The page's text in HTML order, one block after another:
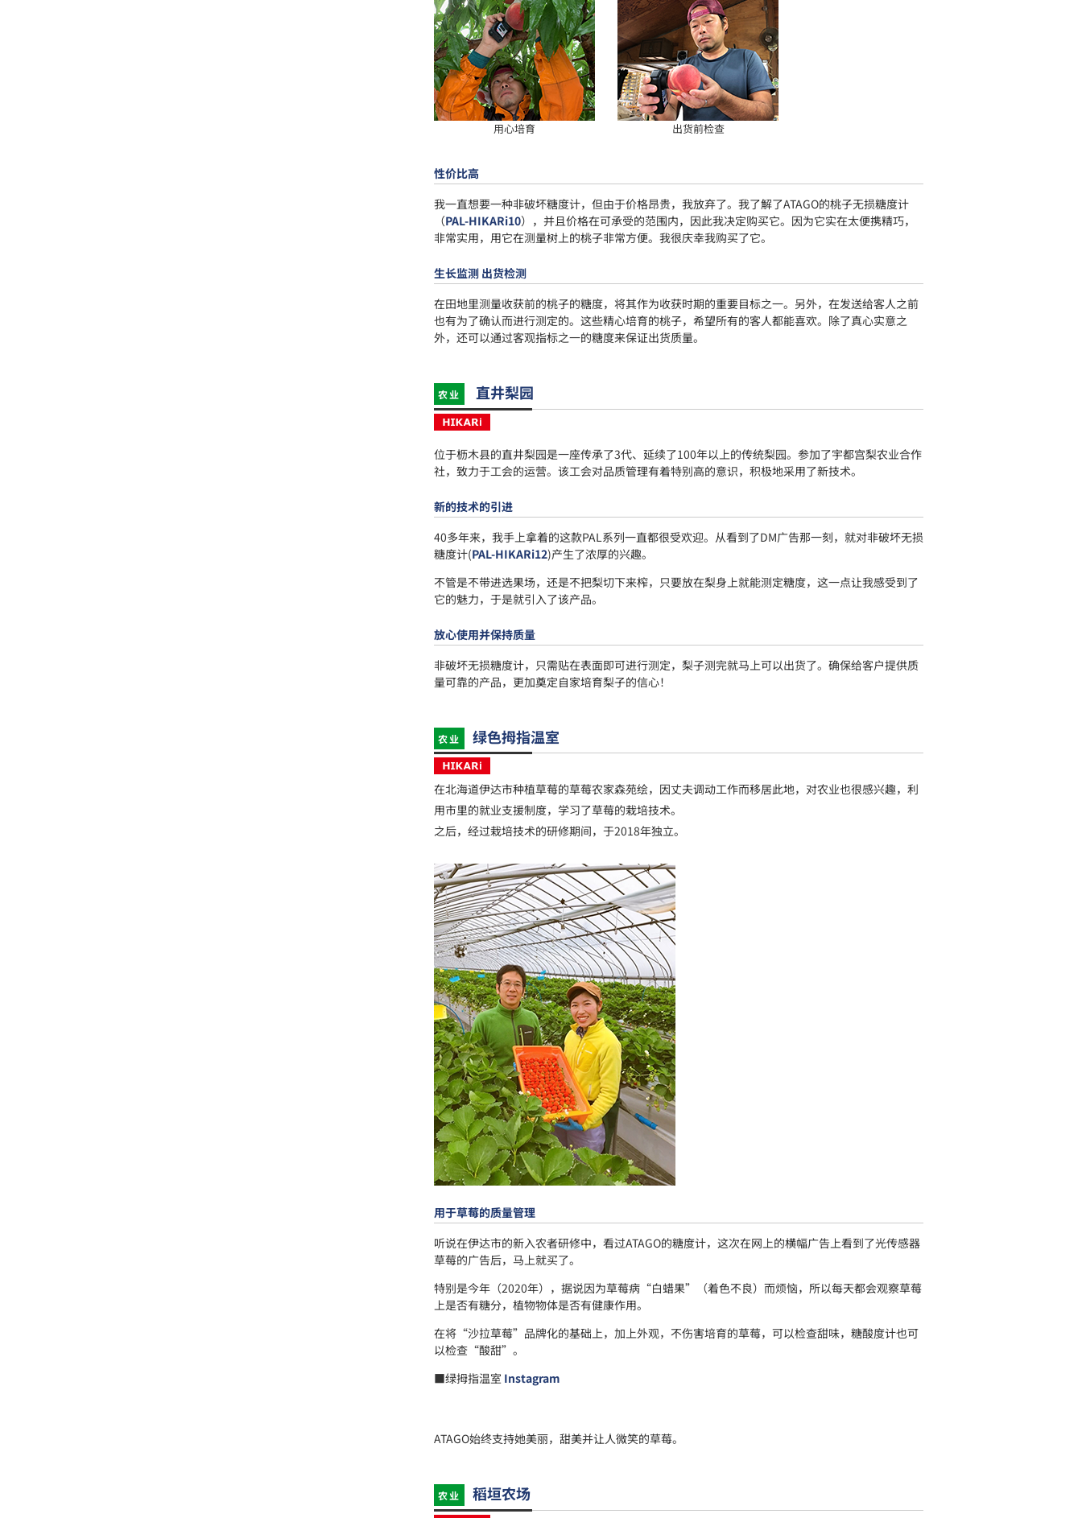
用心培育 出货前检查
性价比高
我一直想要一种非破坏糖度计，但由于价格昂贵，我放弃了。我了解了ATAGO的桃子无损糖度计
（PAL-HIKARi10），并且价格在可承受的范围内，因此我决定购买它。因为它实在太便携精巧，
非常实用，用它在测量树上的桃子非常方便。我很庆幸我购买了它。
生长监测 出货检测
在田地里测量收获前的桃子的糖度，将其作为收获时期的重要目标之一。另外，在发送给客人之前
也有为了确认而进行测定的。这些精心培育的桃子，希望所有的客人都能喜欢。除了真心实意之
外，还可以通过客观指标之一的糖度来保证出货质量。
农业 直井梨园
位于枥木县的直井梨园是一座传承了3代、延续了100年以上的传统梨园。参加了宇都宫梨农业合作
社，致力于工会的运营。该工会对品质管理有着特别高的意识，积极地采用了新技术。
新的技术的引进
40多年来，我手上拿着的这款PAL系列一直都很受欢迎。从看到了DM广告那一刻，就对非破坏无损
糖度计(PAL-HIKARi12)产生了浓厚的兴趣。
不管是不带进选果场，还是不把梨切下来榨，只要放在梨身上就能测定糖度，这一点让我感受到了
它的魅力，于是就引入了该产品。
放心使用并保持质量
非破坏无损糖度计，只需贴在表面即可进行测定，梨子测完就马上可以出货了。确保给客户提供质
量可靠的产品，更加奠定自家培育梨子的信心！
农业 绿色拇指温室
在北海道伊达市种植草莓的草莓农家森苑绘，因丈夫调动工作而移居此地，对农业也很感兴趣，利
用市里的就业支援制度，学习了草莓的栽培技术。
之后，经过栽培技术的研修期间，于2018年独立。
用于草莓的质量管理
听说在伊达市的新入农者研修中，看过ATAGO的糖度计，这次在网上的横幅广告上看到了光传感器
草莓的广告后，马上就买了。
特别是今年（2020年），据说因为草莓病“白蜡果”（着色不良）而烦恼，所以每天都会观察草莓
上是否有糖分，植物物体是否有健康作用。
在将“沙拉草莓”品牌化的基础上，加上外观，不伤害培育的草莓，可以检查甜味，糖酸度计也可
以检查“酸甜”。
■绿拇指温室 Instagram
ATAGO始终支持她美丽，甜美并让人微笑的草莓。
农业 稻垣农场